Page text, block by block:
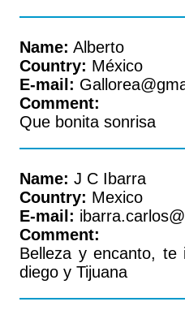
Name: Alberto
Country: México
E-mail:
Comment:
Que bonita sonrisa
Name: J C Ibarra
Country: Mexico
E-mail:
Comment:
Belleza y encanto,
diego y Tijuana